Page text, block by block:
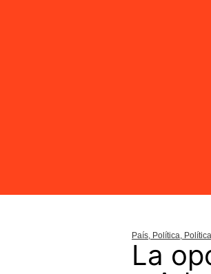
País, Política,
La